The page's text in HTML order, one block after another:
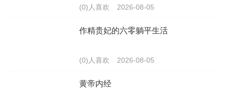
(0)人喜欢 2026-08-05
作精贵妃的六零躺平生活
(0)人喜欢 2026-08-05
黄帝内经